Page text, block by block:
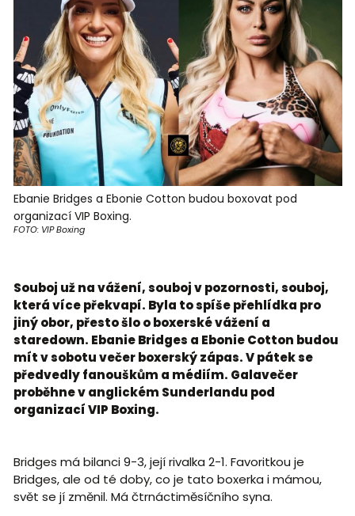
Ebanie Bridges a Ebonie Cotton budou boxovat pod
organizací VIP Boxing.
FOTO: VIP Boxing
Souboj už na vážení, souboj v pozornosti, souboj,
která více překvapí. Byla to spíše přehlídka pro
jiný obor, přesto šlo o boxerské vážení a
staredown. Ebanie Bridges a Ebonie Cotton budou
mít v sobotu večer boxerský zápas. V pátek se
předvedly fanouškům a médiím. Galavečer
proběhne v anglickém Sunderlandu pod
organizací VIP Boxing.
Bridges má bilanci 9-3, její rivalka 2-1. Favoritkou je
Bridges, ale od té doby, co je tato boxerka i mámou,
svět se jí změnil. Má čtrnáctiměsíčního syna.